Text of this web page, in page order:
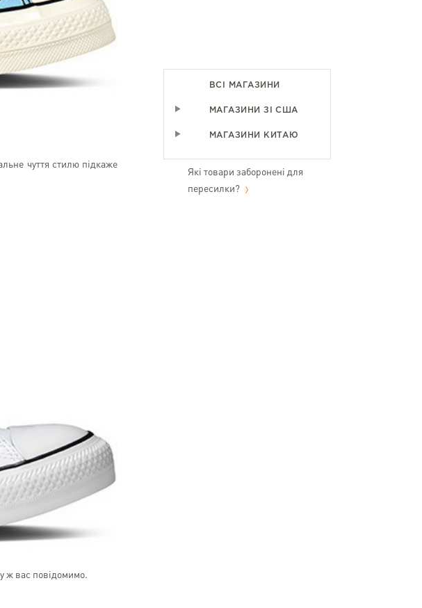
чуття стилю підкаже
ж вас повідомимо.
ВСІ МАГАЗИНИ
МАГАЗИНИ ЗІ США
МАГАЗИНИ КИТАЮ
Які товари заборонені для
пересилки?